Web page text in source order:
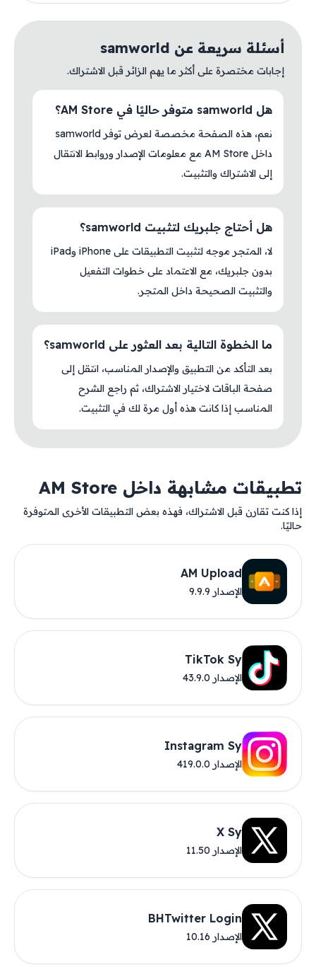
أسئلة سريعة عن samworld
إجابات مختصرة على أكثر ما يهم الزائر قبل الاشتراك.
هل samworld متوفر حاليًا في AM Store؟
نعم، هذه الصفحة مخصصة لعرض توفر samworld
داخل AM Store مع معلومات الإصدار وروابط الانتقال
إلى الاشتراك والتثبيت.
هل أحتاج جلبريك لتثبيت samworld؟
لا، المتجر موجه لتثبيت التطبيقات على iPhone وiPad
بدون جلبريك، مع الاعتماد على خطوات التفعيل
والتثبيت الصحيحة داخل المتجر.
ما الخطوة التالية بعد العثور على samworld؟
بعد التأكد من التطبيق والإصدار المناسب، انتقل إلى
صفحة الباقات لاختيار الاشتراك، ثم راجع الشرح
المناسب إذا كانت هذه أول مرة لك في التثبيت.
تطبيقات مشابهة داخل AM Store
إذا كنت تقارن قبل الاشتراك، فهذه بعض التطبيقات الأخرى المتوفرة
حاليًا.
AM Upload
الإصدار 9.9.9
TikTok Sy
الإصدار 43.9.0
Instagram Sy
الإصدار 419.0.0
X Sy
الإصدار 11.50
BHTwitter Login
الإصدار 10.16